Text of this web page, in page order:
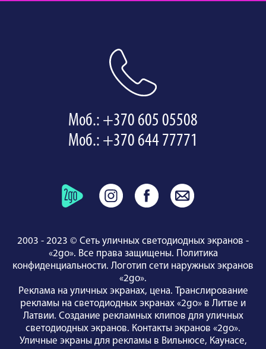
Моб.: +370 605 05508
Моб.: +370 644 77771
2003 - 2023 © Сеть уличных светодиодных экранов -
«2go». Все права защищены. Политика
конфиденциальности. Логотип сети наружных экранов
«2go».
Реклама на уличных экранах, цена. Транслирование
рекламы на светодиодных экранах «2go» в Литве и
Латвии. Создание рекламных клипов для уличных
светодиодных экранов. Контакты экранов «2go».
Уличные экраны для рекламы в Вильнюсе, Каунасе,